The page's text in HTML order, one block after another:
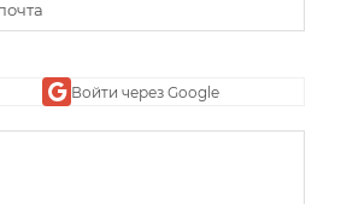
Войти через Google